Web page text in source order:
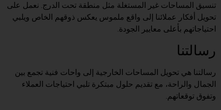
تنسيق المساحات غير المستغلة مثل منطقة تحت الدرج. نعمل على
تحويل أفكار عملائنا إلى واقع ملموس يعكس ذوقهم الخاص ويلبي
احتياجاتهم بأعلى معايير الجودة.
رسالتنا
رسالتنا هي تحويل المساحات الخارجية إلى واحات فنية تجمع بين
الجمال والراحة، مع تقديم حلول مبتكرة تلبي احتياجات العملاء
وتفوق توقعاتهم.